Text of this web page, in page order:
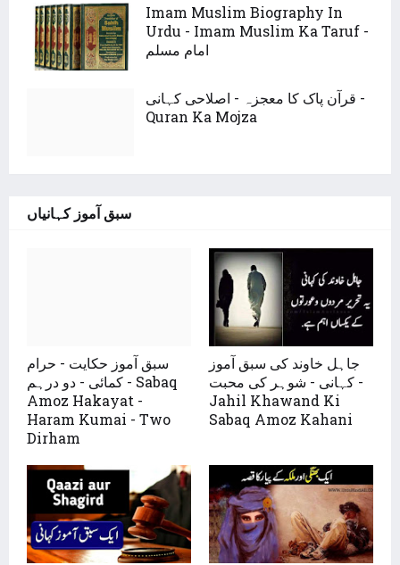
Imam Muslim Biography In
Urdu - Imam Muslim Ka Taruf -
امام مسلم
قرآن پاک کا معجزہ - اصلاحی کہانی -
Quran Ka Mojza
سبق آموز کہانیاں
سبق آموز حکایت - حرام
کمائی - دو درہم - Sabaq
Amoz Hakayat -
Haram Kumai - Two
Dirham
جاہل خاوند کی سبق آموز
کہانی - شوہر کی محبت -
Jahil Khawand Ki
Sabaq Amoz Kahani